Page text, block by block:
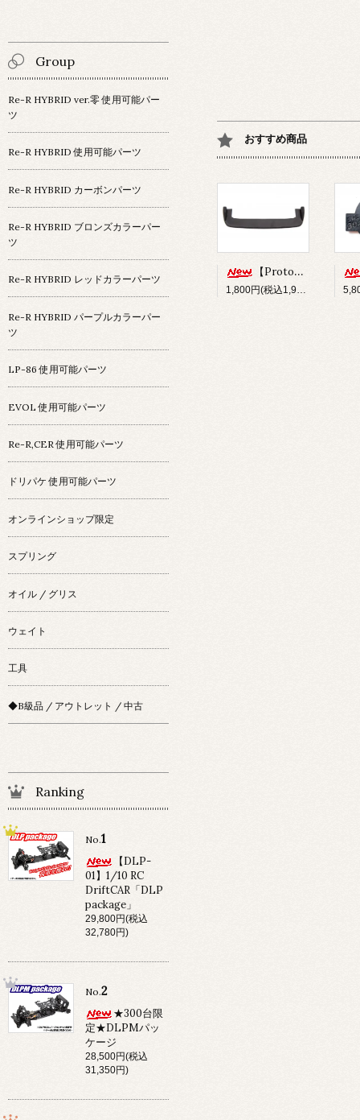
おすすめ商品
【Prototype34】フロントディフューザー
1,800円(税込1,980円)
Group
Re-R HYBRID ver.零 使用可能パー
ツ
Re-R HYBRID 使用可能パーツ
Re-R HYBRID カーボンパーツ
Re-R HYBRID ブロンズカラーパー
ツ
Re-R HYBRID レッドカラーパーツ
Re-R HYBRID パープルカラーパー
ツ
LP-86 使用可能パーツ
EVOL 使用可能パーツ
Re-R,CER 使用可能パーツ
ドリパケ 使用可能パーツ
オンラインショップ限定
スプリング
オイル / グリス
ウェイト
工具
◆B級品 / アウトレット / 中古
Ranking
No.1
【DLP-
01】1/10 RC
DriftCAR「DLP
package」
29,800円(税込
32,780円)
No.2
★300台限
定★DLPMパッ
ケージ
28,500円(税込
31,350円)